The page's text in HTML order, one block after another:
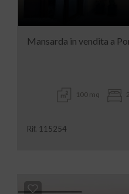
Mansarda in vendita a
100 mq
Rif. 115254